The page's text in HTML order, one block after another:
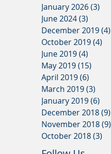
January 2026(3)
June 2024(3)
December 2019(4)
October 2019(4)
June 2019(4)
May 2019(15)
April 2019(6)
March 2019(3)
January 2019(6)
December 2018(9)
November 2018(9)
October 2018(3)